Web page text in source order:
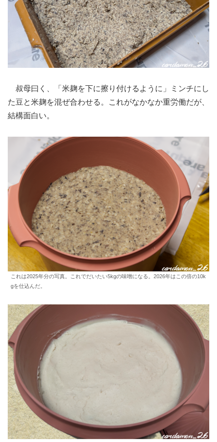
叔母曰く、「米麹を下に擦り付けるように」ミンチにし
た豆と米麹を混ぜ合わせる。これがなかなか重労働だが、
結構面白い。
これは2025年分の写真。これでだいたい5kgの味噌になる。2026年はこの倍の10k
gを仕込んだ。